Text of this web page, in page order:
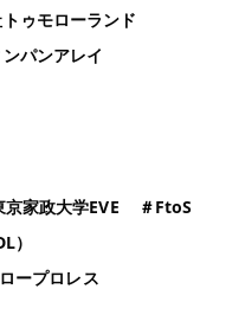
ゥモローランド
パンアレイ
京家政大学EVE ＃FtoS
）
ープロレス